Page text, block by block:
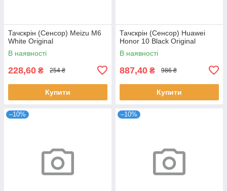
Тачскрін (Сенсор) Meizu M6
White Original
В наявності
228,60 ₴ 254 ₴
Купити
Тачскрін (Сенсор) Huawei
Honor 10 Black Original
В наявності
887,40 ₴ 986 ₴
Купити
–10% –10%